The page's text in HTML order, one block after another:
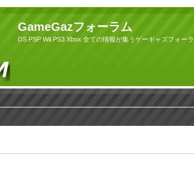
GameGazフォーラム
DS PSP Wii PS3 Xbox 全ての情報が集うゲーギャズフォー